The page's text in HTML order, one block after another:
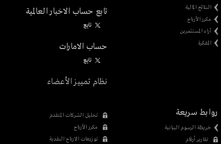
النتائج المالية
مكرر الأرباح
آراء المستثمرين
المفكرة
تابع حساب الاخبار العالمية
تابِع
حساب الامارات
تابِع
نظام تمييز الأعضاء
روابط سريعة
خريطة الرسوم البيانية
تقارير أرقام
تحليل الشركات المتقدم
مكرر الأرباح
توزيعات الارباح النقدية